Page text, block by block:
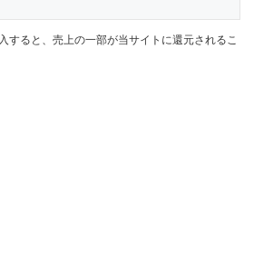
すると、売上の一部が当サイトに還元されるこ